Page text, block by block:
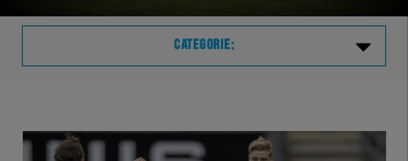
CATEGORIE:
VVVHER